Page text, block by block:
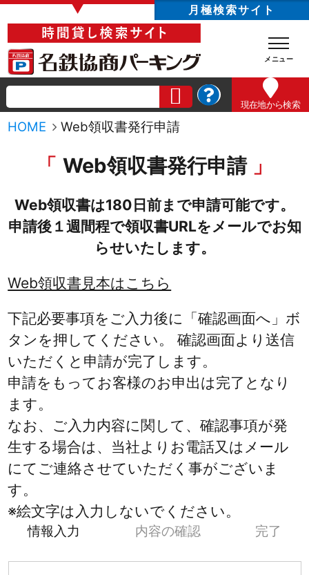
▼ 月極検索サイト
現在地から検索
HOME Web領収書発行申請
Web領収書発行申請
Web領収書は180日前まで申請可能です。
申請後１週間程で領収書URLをメールでお知
らせいたします。
Web領収書見本はこちら
下記必要事項をご入力後に「確認画面へ」ボ
タンを押してください。 確認画面より送信
いただくと申請が完了します。
申請をもってお客様のお申出は完了となり
ます。
なお、ご入力内容に関して、確認事項が発
生する場合は、当社よりお電話又はメール
にてご連絡させていただく事がございま
す。
※絵文字は入力しないでください。
情報入力 内容の確認 完了